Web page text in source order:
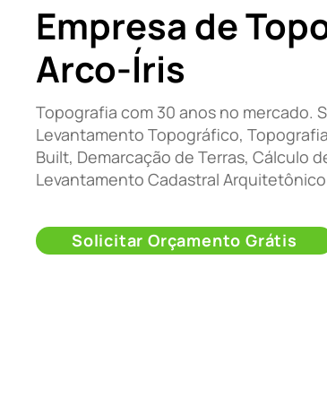
Empresa de
Arco-Íris
Topografia com 30 anos no mercado.
Levantamento Topográfico,
Built, Demarcação de Terras, Cálculo
Levantamento Cadastral
Solicitar Orçamento Grátis